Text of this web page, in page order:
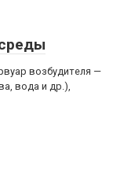
возбудителя —
вода и др.),